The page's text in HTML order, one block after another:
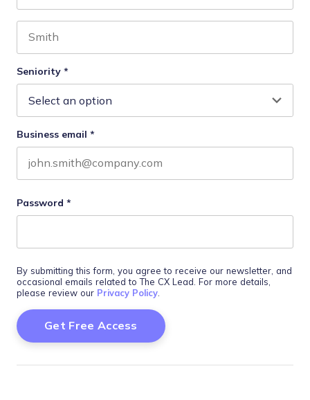
Seniority *
Business email *
Password *
By submitting this form, you agree to receive our newsletter, and
occasional emails related to The CX Lead. For more details,
please review our Privacy Policy